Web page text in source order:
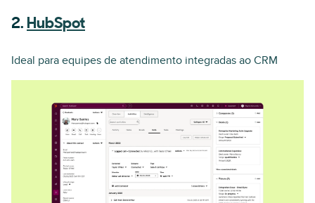
2. HubSpot
Ideal para equipes de atendimento integradas ao CRM